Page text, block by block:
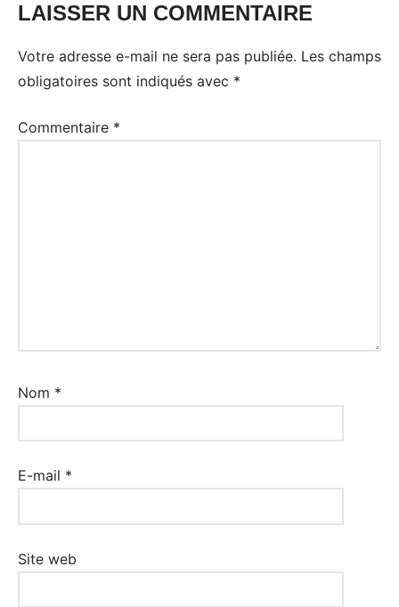
LAISSER UN COMMENTAIRE
Votre adresse e-mail ne sera pas publiée. Les champs
obligatoires sont indiqués avec *
Commentaire *
Nom *
E-mail *
Site web